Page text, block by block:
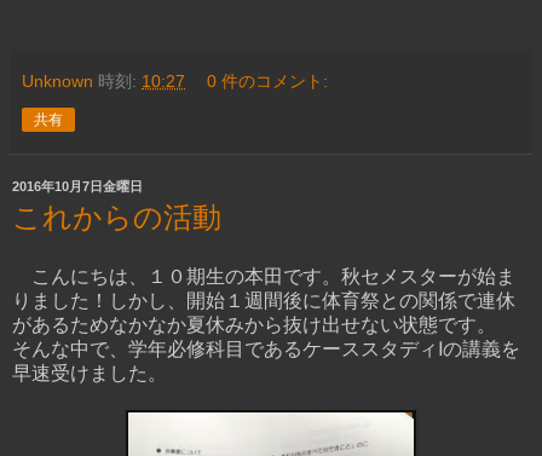
Unknown 時刻: 10:27 0 件のコメント:
共有
2016年10月7日金曜日
これからの活動
こんにちは、１０期生の本田です。秋セメスターが始ま
りました！しかし、開始１週間後に体育祭との関係で連休
があるためなかなか夏休みから抜け出せない状態です。
そんな中で、学年必修科目であるケーススタディⅠの講義を
早速受けました。